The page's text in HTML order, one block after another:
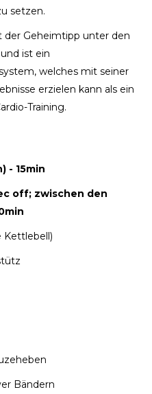
setzen.
der Geheimtipp unter den
ist ein
welches mit seiner
erzielen kann als ein
Training.
- 15min
off; zwischen den
Kettlebell)
Bändern